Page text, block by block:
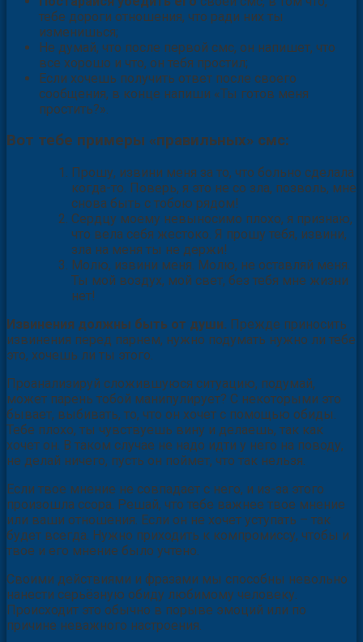
тебе дороги отношения, что ради них ты
изменишься;
Не думай, что после первой смс, он напишет, что
все хорошо и что, он тебя простил;
Если хочешь получить ответ после своего
сообщения, в конце напиши «Ты готов меня
простить?».
Вот тебе примеры «правильных» смс:
Прошу, извини меня за то, что больно сделала
когда-то. Поверь, я это не со зла, позволь, мне
снова быть с тобою рядом!
Сердцу моему невыносимо плохо, я признаю,
что вела себя жестоко. Я прошу тебя, извини,
зла на меня ты не держи!
Молю, извини меня. Молю, не оставляй меня.
Ты мой воздух, мой свет, без тебя мне жизни
нет!
Извинения должны быть от души. Прежде приносить
извинения перед парнем, нужно подумать нужно ли тебе
это, хочешь ли ты этого.
Проанализируй сложившуюся ситуацию, подумай,
может парень тобой манипулирует? С некоторыми это
бывает, выбивать, то, что он хочет с помощью обиды.
Тебе плохо, ты чувствуешь вину и делаешь, так как
хочет он. В таком случае не надо идти у него на поводу,
не делай ничего, пусть он поймет, что так нельзя.
Если твое мнение не совпадает с него, и из-за этого
произошла ссора. Решай, что тебе важнее твое мнение
или ваши отношения. Если он не хочет уступать – так
будет всегда. Нужно приходить к компромиссу, чтобы и
твое и его мнение было учтено.
Своими действиями и фразами мы способны невольно
нанести серьёзную обиду любимому человеку.
Происходит это обычно в порыве эмоций или по
причине неважного настроения.